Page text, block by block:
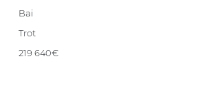
Bai
Trot
219 640€